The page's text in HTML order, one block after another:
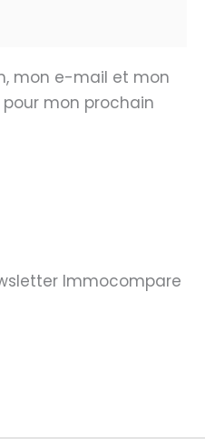
mon e-mail et mon
mon prochain
Immocompare